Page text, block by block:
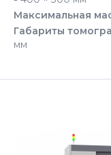
Максимальная
Габариты
мм